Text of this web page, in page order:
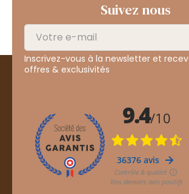
Suivez nous
Inscrivez-vous à la newsletter et
offres & exclusivités